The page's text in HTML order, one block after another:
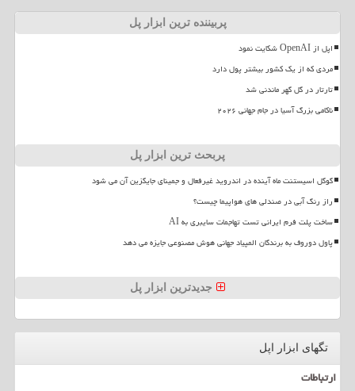
پربیننده ترین ابزار پل
اپل از OpenAI شکایت نمود
مردی که از یک کشور بیشتر پول دارد
تارتار در گل گهر ماندنی شد
ناکامی بزرگ آسیا در جام جهانی ۲۰۲۶
پربحث ترین ابزار پل
گوگل اسیستنت ماه آینده در اندروید غیرفعال و جمینای جایگزین آن می شود
راز رنگ آبی در صندلی های هواپیما چیست؟
ساخت پلت فرم ایرانی تست تهاجمات سایبری به AI
پاول دوروف به برندگان المپیاد جهانی هوش مصنوعی جایزه می دهد
جدیدترین ابزار پل
تگهای ابزار اپل
ارتباطات